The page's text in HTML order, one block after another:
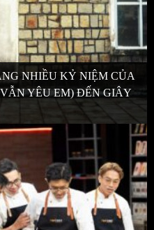
NHIỀU KỶ NIỆM CỦA
YÊU EM) ĐẾN GIÂY